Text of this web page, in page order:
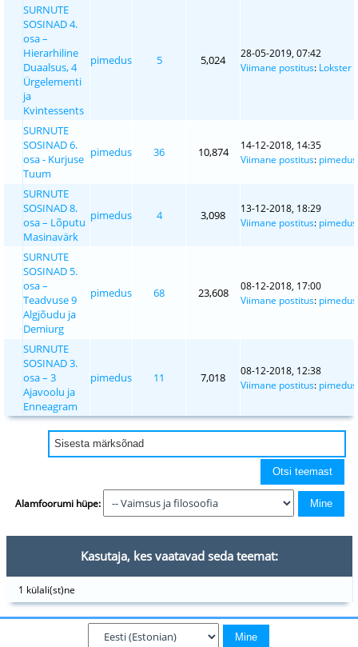
SURNUTE
SOSINAD 4.
osa –
Hierarhiline
Duaalsus, 4
Ürgelementi
ja
Kvintessents
pimedus 5 5,024
28-05-2019, 07:42
Viimane postitus: Lokster
SURNUTE
SOSINAD 6.
osa - Kurjuse
Tuum
pimedus 36 10,874
14-12-2018, 14:35
Viimane postitus: pimedus
SURNUTE
SOSINAD 8.
osa – Lõputu
Masinavärk
pimedus 4 3,098
13-12-2018, 18:29
Viimane postitus: pimedus
SURNUTE
SOSINAD 5.
osa –
Teadvuse 9
Algjõudu ja
Demiurg
pimedus 68 23,608
08-12-2018, 17:00
Viimane postitus: pimedus
SURNUTE
SOSINAD 3.
osa – 3
Ajavoolu ja
Enneagram
pimedus 11 7,018
08-12-2018, 12:38
Viimane postitus: pimedus
Alamfoorumi hüpe:
Kasutaja, kes vaatavad seda teemat:
1 külali(st)ne